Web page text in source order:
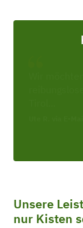
Unsere
nur Kisten